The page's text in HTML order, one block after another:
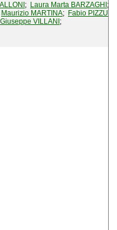
; Laura Marta BARZAGHI ;
Maurizio MARTINA; Fabio PIZZUL
Giuseppe VILLANI ;